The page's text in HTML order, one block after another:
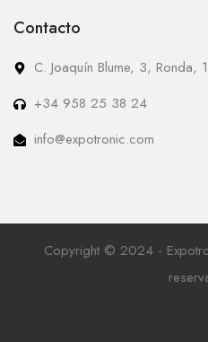
Contacto
C. Joaquín Blume, 3, Ronda,
+34 958 25 38 24
info@expotronic.com
Copyright © 2024 -